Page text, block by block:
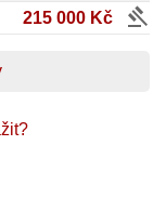
215 000 Kč
gavel